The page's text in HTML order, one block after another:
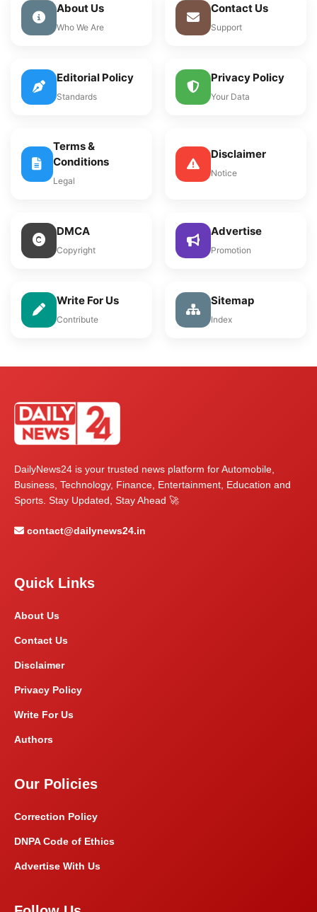
About Us
Who We Are
Contact Us
Support
Editorial Policy
Standards
Privacy Policy
Your Data
Terms &
Conditions
Legal
Disclaimer
Notice
DMCA
Copyright
Advertise
Promotion
Write For Us
Contribute
Sitemap
Index
DailyNews24 is your trusted news platform for Automobile,
Business, Technology, Finance, Entertainment, Education and
Sports. Stay Updated, Stay Ahead 🚀
contact@dailynews24.in
Quick Links
About Us
Contact Us
Disclaimer
Privacy Policy
Write For Us
Authors
Our Policies
Correction Policy
DNPA Code of Ethics
Advertise With Us